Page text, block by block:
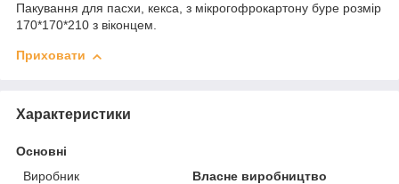
Пакування для пасхи, кекса, з мікрогофрокартону буре розмір
170*170*210 з віконцем.
Приховати
Характеристики
Основні
Виробник
Власне виробництво